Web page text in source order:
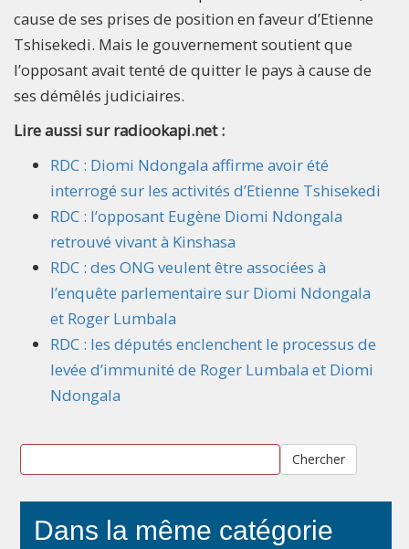
cause de ses prises de position en faveur d’Etienne
Tshisekedi. Mais le gouvernement soutient que
l’opposant avait tenté de quitter le pays à cause de
ses démêlés judiciaires.
Lire aussi sur radiookapi.net :
RDC : Diomi Ndongala affirme avoir été
interrogé sur les activités d’Etienne Tshisekedi
RDC : l’opposant Eugène Diomi Ndongala
retrouvé vivant à Kinshasa
RDC : des ONG veulent être associées à
l’enquête parlementaire sur Diomi Ndongala
et Roger Lumbala
RDC : les députés enclenchent le processus de
levée d’immunité de Roger Lumbala et Diomi
Ndongala
Chercher
Dans la même catégorie